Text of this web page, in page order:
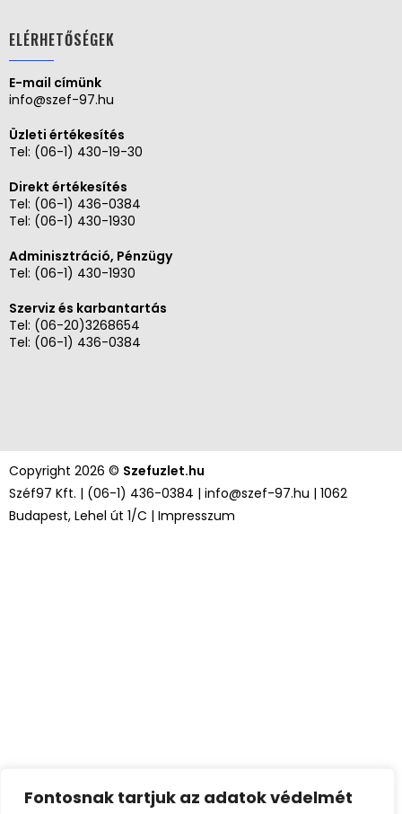
Fontosnak tartjuk az adatok védelmét
ELÉRHETŐSÉGEK
E-mail címünk
info@szef-97.hu
Üzleti értékesítés
Tel: (06-1) 430-19-30
Direkt értékesítés
Tel: (06-1) 436-0384
Tel: (06-1) 430-1930
Adminisztráció, Pénzügy
Tel: (06-1) 430-1930
Szerviz és karbantartás
Tel: (06-20)3268654
Tel: (06-1) 436-0384
Copyright 2026 © Szefuzlet.hu
Széf97 Kft. | (06-1) 436-0384 | info@szef-97.hu | 1062
Budapest, Lehel út 1/C | Impresszum